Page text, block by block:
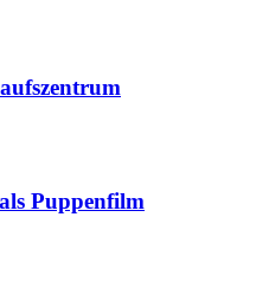
Puppenfilm